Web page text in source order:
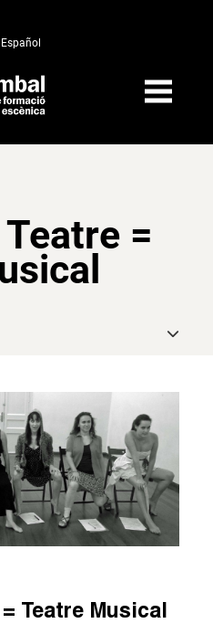
Español
=
Teatre Musical